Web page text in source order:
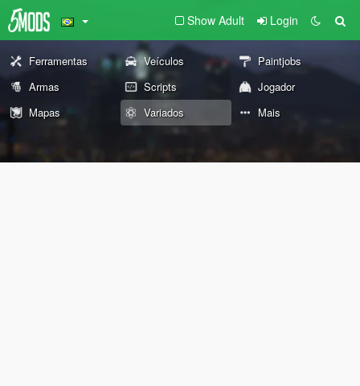
Show Adult Login
Ferramentas Veículos
Paintjobs
Armas
Scripts
Jogador
Mapas
Variados Mais